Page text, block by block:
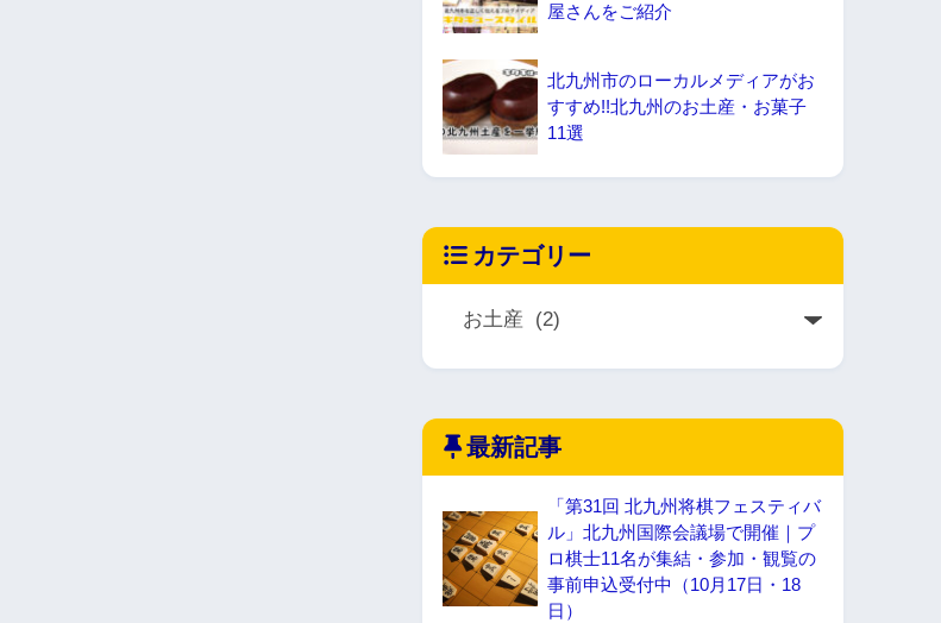
屋さんをご紹介
北九州市のローカルメディアがお
すすめ!!北九州のお土産・お菓子
11選
カテゴリー
最新記事
「第31回 北九州将棋フェスティバ
ル」北九州国際会議場で開催｜プ
ロ棋士11名が集結・参加・観覧の
事前申込受付中（10月17日・18
日）